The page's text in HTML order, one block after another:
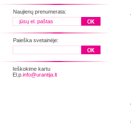
Naujienų prenumerata:
Paieška svetainėje:
Ieškokime kartu
El.p. info@urantija.lt